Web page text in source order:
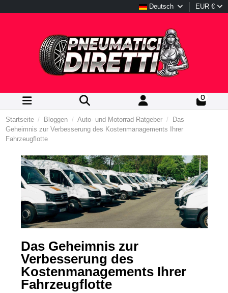
Deutsch EUR €
0
Startseite Bloggen Auto- und Motorrad Ratgeber
Das
Geheimnis zur Verbesserung des Kostenmanagements Ihrer
Fahrzeugflotte
Das Geheimnis zur
Verbesserung des
Kostenmanagements Ihrer
Fahrzeugflotte